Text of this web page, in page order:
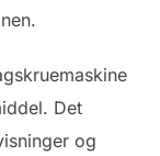
Det
og